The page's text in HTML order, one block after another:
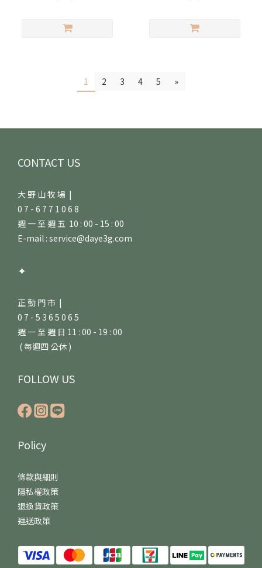
1 2 3 4 5 »
CONTACT US
大 野 山 牧 場 |
0 7 - 6 7 7 1 0 6 8
週 一 至 週 五 10 : 00 - 15 : 00
E-mail : service@daye3g.com
✦
正 勤 門 市 |
0 7 - 5 3 6 5 0 6 5
週 一 至 週 日 11 : 00 - 19 : 00
( 每週四 公休 )
FOLLOW US
Policy
條款與細則
隱私權政策
退換貨政策
運送政策